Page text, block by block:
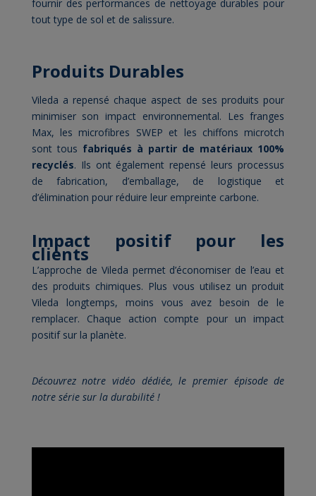
fournir des performances de nettoyage durables pour
tout type de sol et de salissure.
Produits Durables
Vileda a repensé chaque aspect de ses produits pour
minimiser son impact environnemental. Les franges
Max, les microfibres SWEP et les chiffons microtch
sont tous fabriqués à partir de matériaux 100%
recyclés. Ils ont également repensé leurs processus
de fabrication, d’emballage, de logistique et
d’élimination pour réduire leur empreinte carbone.
Impact positif pour les
clients
L’approche de Vileda permet d’économiser de l’eau et
des produits chimiques. Plus vous utilisez un produit
Vileda longtemps, moins vous avez besoin de le
remplacer. Chaque action compte pour un impact
positif sur la planète.
Découvrez notre vidéo dédiée, le premier épisode de
notre série sur la durabilité !